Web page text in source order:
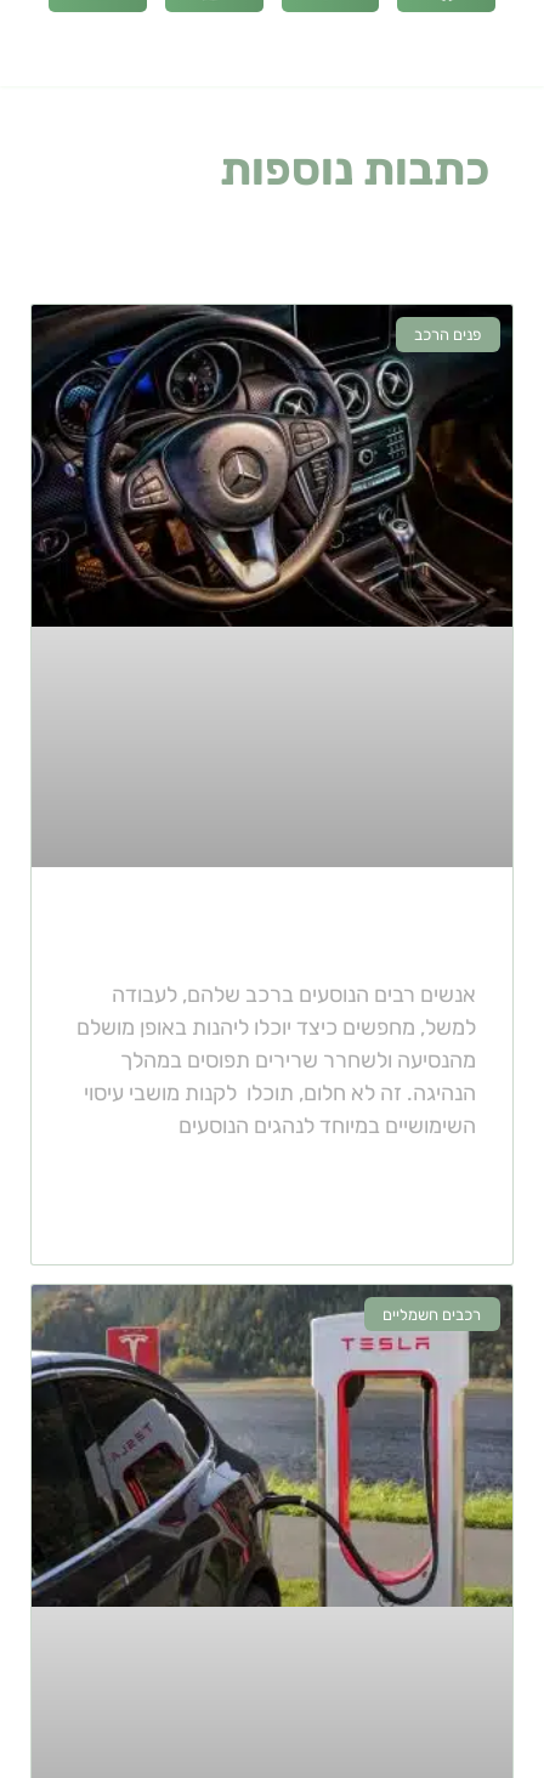
כתבות נוספות
פנים הרכב
אנשים רבים הנוסעים ברכב שלהם, לעבודה
למשל, מחפשים כיצד יוכלו ליהנות באופן מושלם
מהנסיעה ולשחרר שרירים תפוסים במהלך
הנהיגה. זה לא חלום, תוכלו לקנות מושבי עיסוי
השימושיים במיוחד לנהגים הנוסעים
רכבים חשמליים